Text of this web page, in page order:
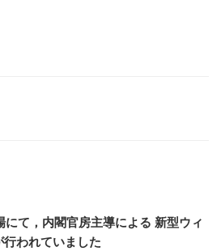
にて，内閣官房主導による 新型ウィ
われていました